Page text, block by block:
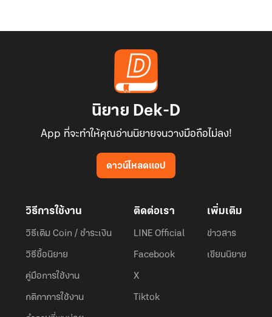
นิยาย Dek-D
App ที่จะทำให้คุณอ่านนิยายจนวางมือถือไม่ลง!
ดาวน์โหลดแอป
วิธีการใช้งาน
วิธีเติม Coin / ชำระเงิน
วิธีซื้อนิยาย
คู่มือการใช้งาน
กติกาการใช้งาน
ติดต่อเรา
LINE Official
Facebook
X
Tiktok
เพิ่มเติม
ข่าวสาร
เขียนนิยาย